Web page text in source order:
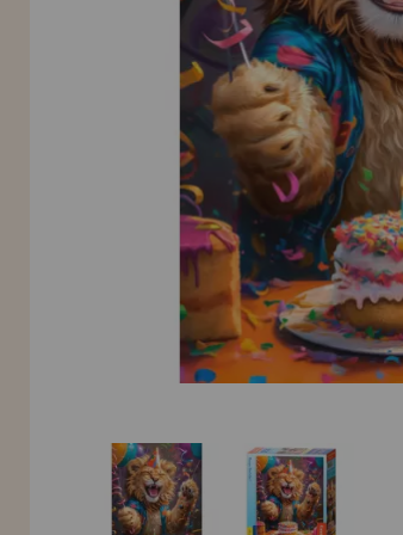
EM FORMAÇÃO
info@casadopuzzle.pt